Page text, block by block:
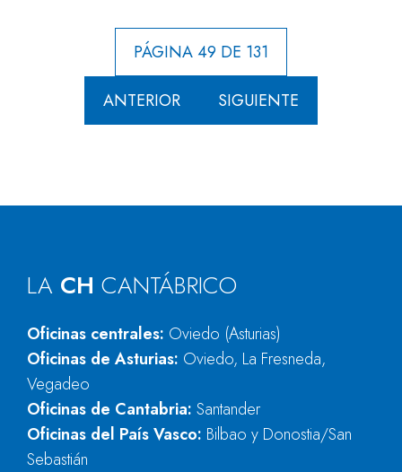
PÁGINA 49 DE 131
ANTERIOR SIGUIENTE
LA CH CANTÁBRICO
Oficinas centrales: Oviedo (Asturias)
Oficinas de Asturias: Oviedo, La Fresneda,
Vegadeo
Oficinas de Cantabria: Santander
Oficinas del País Vasco: Bilbao y Donostia/San
Sebastián